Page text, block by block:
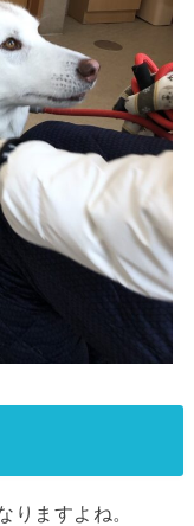
りますよね。